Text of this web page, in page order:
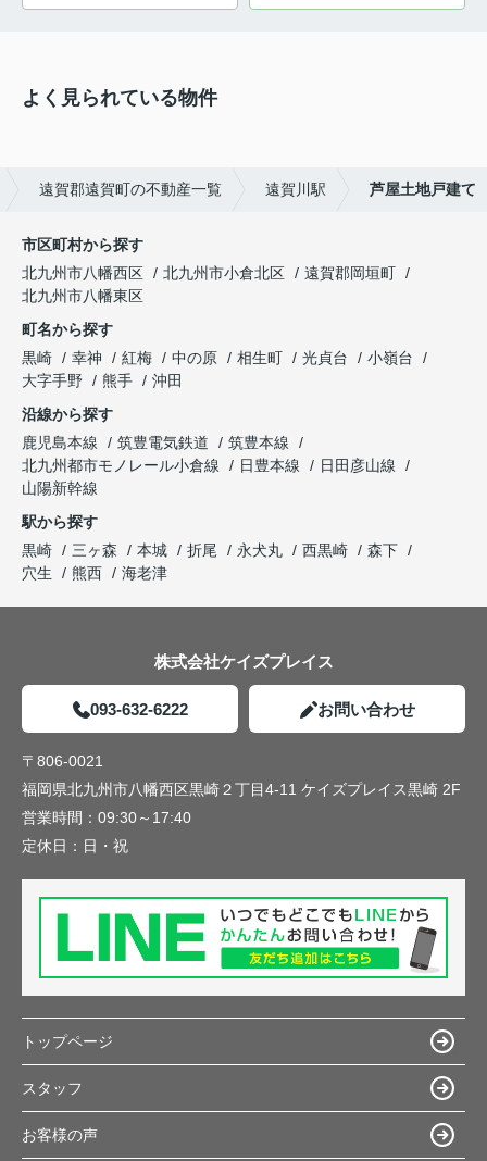
よく見られている物件
遠賀郡遠賀町の不動産一覧 遠賀川駅 芦屋土地戸建て
市区町村から探す
北九州市八幡西区
北九州市小倉北区
遠賀郡岡垣町
北九州市八幡東区
町名から探す
黒崎
幸神 紅梅 中の原 相生町 光貞台
小嶺台
大字手野
熊手
沖田
沿線から探す
鹿児島本線
筑豊電気鉄道
筑豊本線
北九州都市モノレール小倉線
日豊本線
日田彦山線
山陽新幹線
駅から探す
黒崎
三ヶ森 本城 折尾 永犬丸 西黒崎
森下
穴生
熊西 海老津
株式会社ケイズプレイス
093-632-6222 お問い合わせ
〒806-0021
福岡県北九州市八幡西区黒崎２丁目4-11 ケイズプレイス黒崎 2F
営業時間： 09:30～17:40
定休日： 日・祝
トップページ
スタッフ
お客様の声